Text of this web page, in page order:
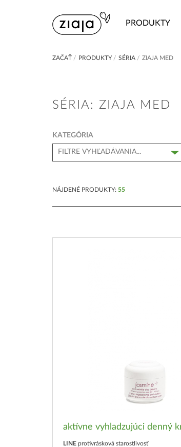
PRODUKTY
ZAČAŤ / PRODUKTY / SÉRIA / ZIAJA MED
SÉRIA: ZIAJA MED
KATEGÓRIA
NÁJDENÉ PRODUKTY: 55
aktívne vyhladzujúci denný
LINE protivrásková starostlivosť